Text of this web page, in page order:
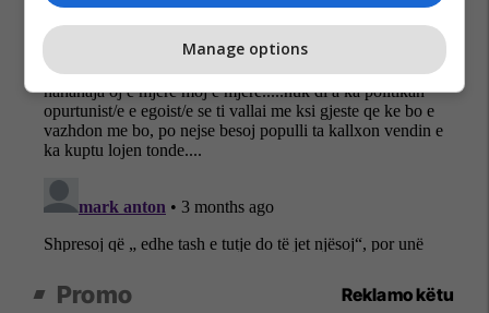
Promo Reklamo këtu
Manage options